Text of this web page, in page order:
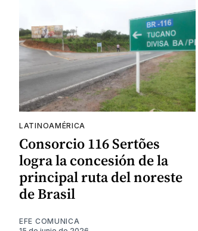
LATINOAMÉRICA
Consorcio 116 Sertões
logra la concesión de la
principal ruta del noreste
de Brasil
EFE COMUNICA